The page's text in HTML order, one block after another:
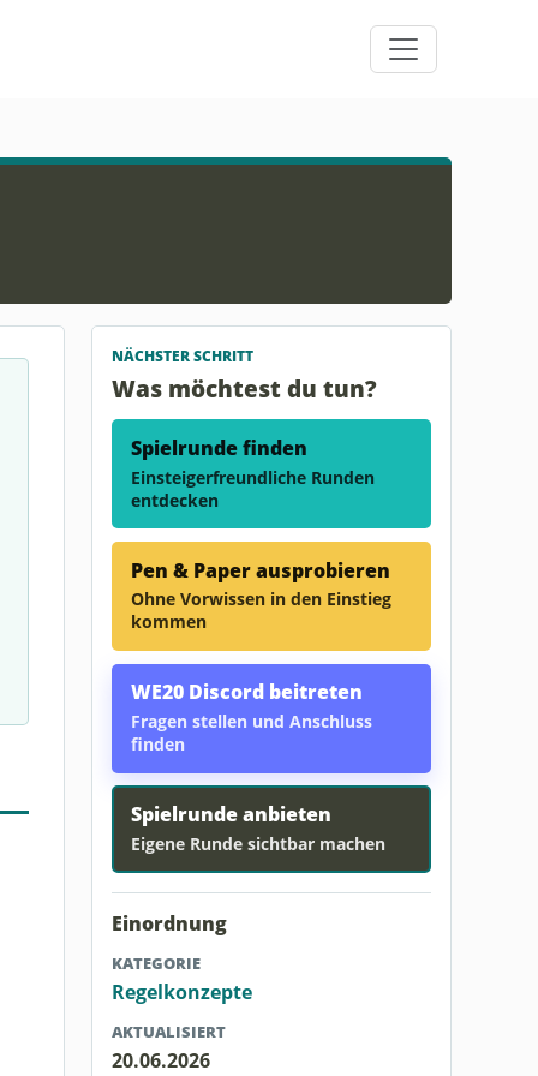
NÄCHSTER SCHRITT
Was möchtest du tun?
Spielrunde finden
Einsteigerfreundliche Runden
entdecken
Pen & Paper ausprobieren
Ohne Vorwissen in den Einstieg
kommen
WE20 Discord beitreten
Fragen stellen und Anschluss
finden
Spielrunde anbieten
Eigene Runde sichtbar machen
Einordnung
KATEGORIE
Regelkonzepte
AKTUALISIERT
20.06.2026